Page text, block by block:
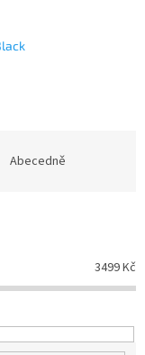
Abecedně
3499Kč